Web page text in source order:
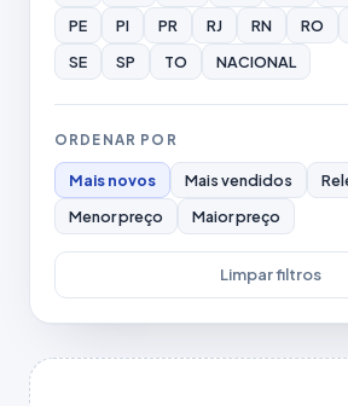
PE
PI PR RJ RN RO
SE
SP TO NACIONAL
ORDENAR POR
Mais novos Mais vendidos
Menor preço
Maior preço
Limpar filtros